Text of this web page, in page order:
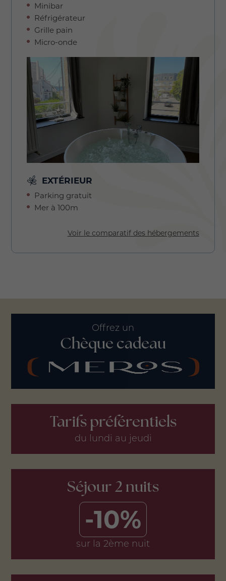
Minibar
Réfrigérateur
Grille pain
Micro-onde
EXTÉRIEUR
Parking gratuit
Mer à 100m
Voir le comparatif des hébergements
Offrez un
Chèque cadeau
Tarifs préférentiels
du lundi au jeudi
Séjour 2 nuits
-10%
sur la 2ème nuit